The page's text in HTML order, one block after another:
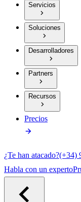
Servicios
Soluciones
Desarrolladores
Partners
Recursos
Precios
¿Te han atacado?(+34)
Habla con un experto